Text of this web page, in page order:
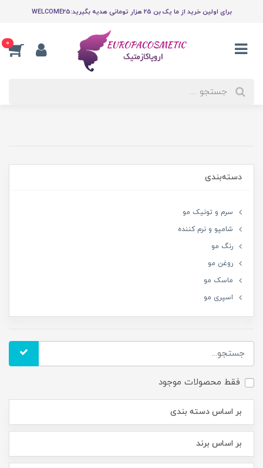
برای اولین خرید از ما یک بن 25 هزار تومانی هدیه بگیرید:WELCOME25
0
دسته‌بندی
سرم و تونیک مو
شامپو و نرم کننده
رنگ مو
روغن مو
ماسک مو
اسپری مو
فقط محصولات موجود
بر اساس دسته بندی
بر اساس برند